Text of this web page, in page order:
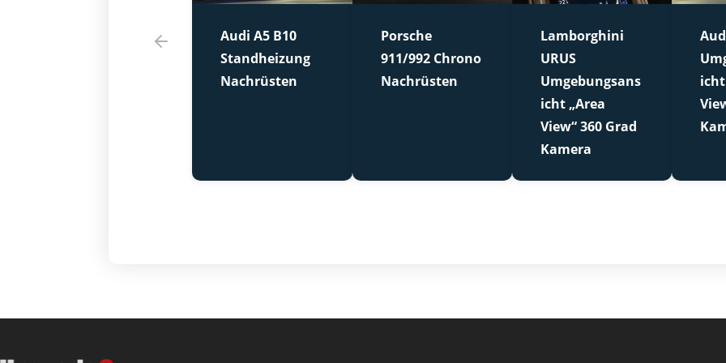
Audi A5 B10
Standheizung
Nachrüsten
Porsche
911/992 Chrono
Nachrüsten
Lamborghini
URUS
Umgebungsans
icht „Area
View“ 360 Grad
Kamera